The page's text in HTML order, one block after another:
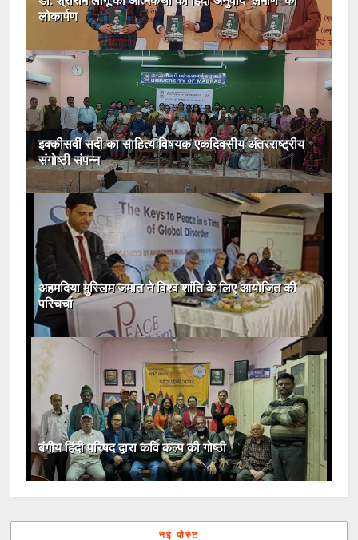
लोकार्पण
इक्कीसवीं सदी का साहित्य विषयक एकदिवसीय अंतरराष्ट्रीय
संगोष्ठी संपन्न
अहमदिया मुस्लिम जमात ने विश्व शांति के लिए आयोजित की
परिचर्चा
बंगीय हिंदी परिषद द्वारा कवि कल्प की गोष्ठी
नई पोस्ट